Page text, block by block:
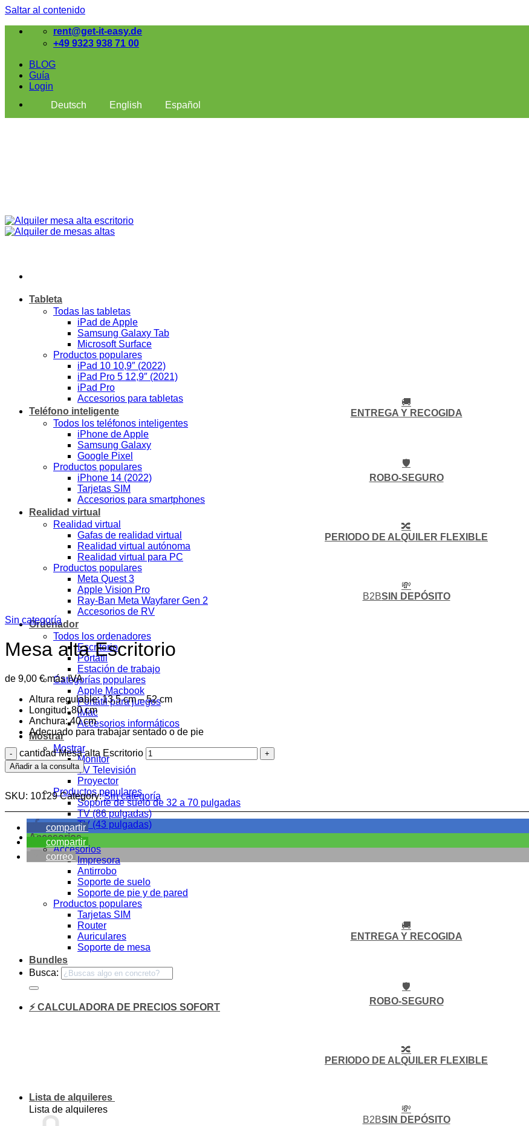
Saltar al contenido
rent@get-it-easy.de
+49 9323 938 71 00
BLOG
Guía
Login
Deutsch
English Español
Tableta
Todas las tabletas
iPad de Apple
Samsung Galaxy Tab
Microsoft Surface
Productos populares
iPad 10 10,9″ (2022)
iPad Pro 5 12,9″ (2021)
iPad Pro
Accesorios para tabletas
Teléfono inteligente
Todos los teléfonos inteligentes
iPhone de Apple
Samsung Galaxy
Google Pixel
Productos populares
iPhone 14 (2022)
Tarjetas SIM
Accesorios para smartphones
Realidad virtual
Realidad virtual
Gafas de realidad virtual
Realidad virtual autónoma
Realidad virtual para PC
Productos populares
Meta Quest 3
Apple Vision Pro
Ray-Ban Meta Wayfarer Gen 2
Accesorios de RV
Ordenador
Todos los ordenadores
Escritorio
Portátil
Estación de trabajo
Categorías populares
Apple Macbook
Portátil para juegos
iMac
Accesorios informáticos
Mostrar
Mostrar
Monitor
TV Televisión
Proyector
Productos populares
Soporte de suelo de 32 a 70 pulgadas
TV (86 pulgadas)
TV (43 pulgadas)
Accesorios
Accesorios
Impresora
Antirrobo
Soporte de suelo
Soporte de pie y de pared
Productos populares
Tarjetas SIM
Router
Auriculares
Soporte de mesa
Bundles
Busca:
⚡ CALCULADORA DE PRECIOS SOFORT
Lista de alquileres
Lista de alquileres
🚚
ENTREGA Y RECOGIDA
🛡️
ROBO-SEGURO
🔀
PERIODO DE ALQUILER FLEXIBLE
💸
B2BSIN DEPÓSITO
Sin categoría
Mesa alta Escritorio
de 9,00 €más IVA
Altura regulable: 13,5 cm – 52 cm
Longitud: 80 cm
Anchura: 40 cm
Adecuado para trabajar sentado o de pie
cantidad Mesa alta Escritorio
Añadir a la consulta
SKU: 10129 Category:Sin categoría
compartir
compartir
correo
🚚
ENTREGA Y RECOGIDA
🛡️
ROBO-SEGURO
🔀
PERIODO DE ALQUILER FLEXIBLE
💸
B2BSIN DEPÓSITO